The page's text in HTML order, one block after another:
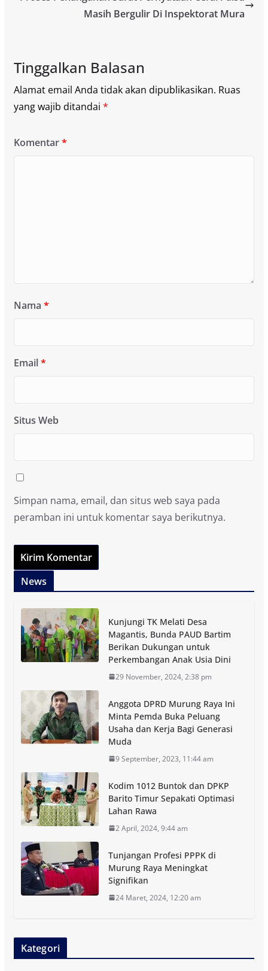
Masih Bergulir Di Inspektorat Mura
Tinggalkan Balasan
Alamat email Anda tidak akan dipublikasikan. Ruas
yang wajib ditandai *
Komentar*
Nama *
Email*
Situs Web
Simpan nama, email, dan situs web saya pada
peramban ini untuk komentar saya berikutnya.
News
Kunjungi TK Melati Desa
Magantis, Bunda PAUD Bartim
Berikan Dukungan untuk
Perkembangan Anak Usia Dini
29 November, 2024, 2:38 pm
Anggota DPRD Murung Raya Ini
Minta Pemda Buka Peluang
Usaha dan Kerja Bagi Generasi
Muda
9 September, 2023, 11:44 am
Kodim 1012 Buntok dan DPKP
Barito Timur Sepakati Optimasi
Lahan Rawa
2 April, 2024, 9:44 am
Tunjangan Profesi PPPK di
Murung Raya Meningkat
Signifikan
24 Maret, 2024, 12:20 am
Kategori